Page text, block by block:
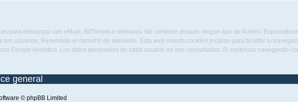
para descargar con eMule, BitTorrent o similares. No contiene alojado ningún tipo de fichero.
los usuarios. Reservado el derecho de admisión. Esta web inserta cookies propias para facilitar tu
Google Analytics. Los datos personales de cada usuario no son consultados. Si continuas navegando
general
© phpBB Limited